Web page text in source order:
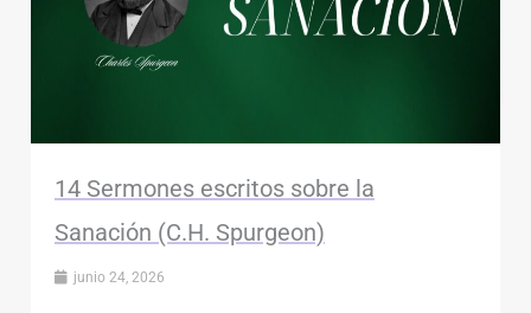
14 Sermones escritos sobre la
Sanación (C.H. Spurgeon)
junio 24, 2026